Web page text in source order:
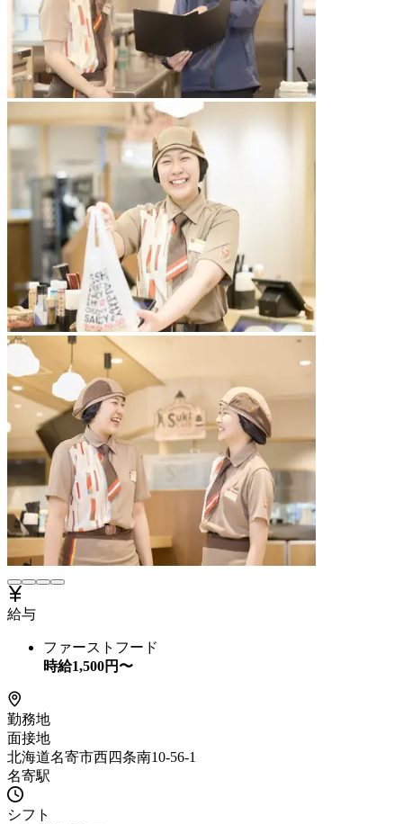
給与
ファーストフード
時給1,500円〜
勤務地
面接地
北海道名寄市西四条南10-56-1
名寄駅
シフト